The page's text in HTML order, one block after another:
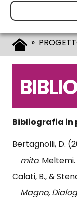
Cerca:
»
Bibliografia in
Bertagnolli, D.
mito. Meltemi.
Calati, B., &
Magno,